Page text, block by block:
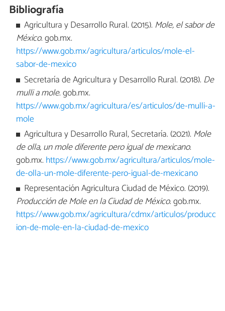
Bibliografía
Agricultura y Desarrollo Rural. (2015). Mole, el sabor de
México. gob.mx.
https://www.gob.mx/agricultura/articulos/mole-el-
sabor-de-mexico
Secretaría de Agricultura y Desarrollo Rural. (2018). De
mulli a mole. gob.mx.
https://www.gob.mx/agricultura/es/articulos/de-mulli-a-
mole
Agricultura y Desarrollo Rural, Secretaría. (2021). Mole
de olla, un mole diferente pero igual de mexicano.
gob.mx. https://www.gob.mx/agricultura/articulos/mole-
de-olla-un-mole-diferente-pero-igual-de-mexicano
Representación Agricultura Ciudad de México. (2019).
Producción de Mole en la Ciudad de México. gob.mx.
https://www.gob.mx/agricultura/cdmx/articulos/producc
ion-de-mole-en-la-ciudad-de-mexico